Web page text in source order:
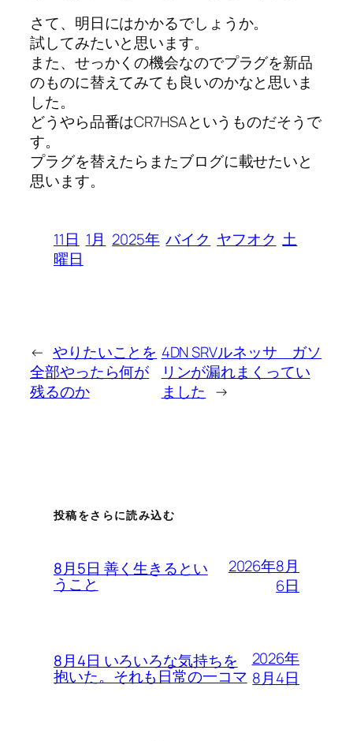
さて、明日にはかかるでしょうか。
試してみたいと思います。
また、せっかくの機会なのでプラグを新品
のものに替えてみても良いのかなと思いま
した。
どうやら品番はCR7HSAというものだそうで
す。
プラグを替えたらまたブログに載せたいと
思います。
11日 1月 2025年 バイク ヤフオク 土
曜日
← やりたいことを
全部やったら何が
残るのか
4DN SRVルネッサ ガソ
リンが漏れまくってい
ました →
投稿をさらに読み込む
8月5日 善く生きるとい
うこと
2026年8月
6日
8月4日 いろいろな気持ちを
抱いた。それも日常の一コマ
2026年
8月4日